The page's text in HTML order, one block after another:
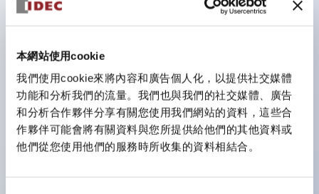
本網站使用cookie
我們使用cookie來將內容和廣告個人化，以提供社交媒體
功能和分析我們的流量。我們也與我們的社交媒體、廣告
和分析合作夥伴分享有關您使用我們網站的資料，這些合
作夥伴可能會將有關資料與您所提供給他們的其他資料或
他們從您使用他們的服務時所收集的資料相結合。
完整支援全球各地需求的多種電壓規格。
需分色管理的 LED 燈泡，如今可用單一顆燈泡呈現多種
顏色。
支援色彩通用設計（CUD）：可清楚辨識正方平頭形指
示燈的亮燈/熄燈狀態，以及點燈時的顏色識別。
符合 ISO 3864-4 安全色規範：在危險或緊急狀況下，